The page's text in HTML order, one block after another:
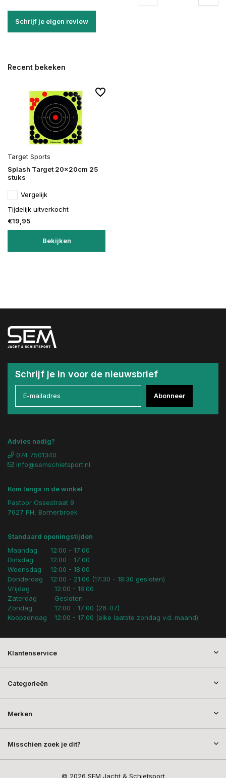
Schrijf je eigen review
Recent bekeken
Target Sports
Splash Target 20x20cm 25
stuks
Vergelijk
Tijdelijk uitverkocht
€19,95
Bekijken
Schrijf je in voor de nieuwsbrief
Abonneer
Advies nodig?
074 7501340
info@semschietsport.nl
Kom langs in de winkel
Pastoor Ossestraat 9
7627 PH, Bornerbroek
Standaard openingstijden
Maandag
Dinsdag
Woensdag
Donderdag
12:00 - 17:00
12:00 - 17:00
12:00 - 18:00
12:00 - 21:00 (17:30 - 18:30 gesloten)
Vrijdag
Zaterdag
Zondag
Koopzondag
12:00 - 18:00
Gesloten
12:00 - 17:00 (26-07)
12:00 - 17:00 (elke laatste zondag v.d. maand)
Klantenservice
Categorieën
Merken
Misschien zoek je dit?
© 2026 SEM Jacht & Schietsport